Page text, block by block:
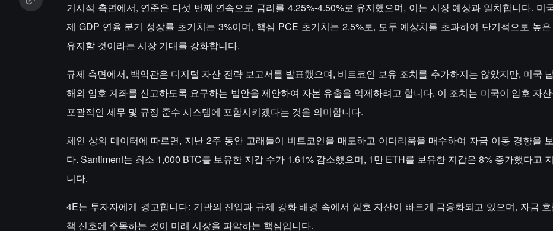
거시적 측면에서, 연준은 다섯 번째 연속으로 금리를 4.25%-4.50%로 유지했으며, 이는 시장 예상과 일치합니다. 미
제 GDP 연율 분기 성장률 초기치는 3%이며, 핵심 PCE 초기치는 2.5%로, 모두 예상치를 초과하여 단기적으로 높
유지할 것이라는 시장 기대를 강화합니다.
규제 측면에서, 백악관은 디지털 자산 전략 보고서를 발표했으며, 비트코인 보유 조치를 추가하지는 않았지만, 미국
해외 암호 계좌를 신고하도록 요구하는 법안을 제안하여 자본 유출을 억제하려고 합니다. 이 조치는 미국이 암호 자
포괄적인 세무 및 규정 준수 시스템에 포함시키겠다는 것을 의미합니다.
체인 상의 데이터에 따르면, 지난 2주 동안 고래들이 비트코인을 매도하고 이더리움을 매수하여 자금 이동 경향을
다. Santiment는 최소 1,000 BTC를 보유한 지갑 수가 1.61% 감소했으며, 1만 ETH를 보유한 지갑은 8% 증가했다고
니다.
4E는 투자자에게 경고합니다: 기관의 진입과 규제 강화 배경 속에서 암호 자산이 빠르게 금융화되고 있으며, 자금
책 신호에 주목하는 것이 미래 시장을 파악하는 핵심입니다.